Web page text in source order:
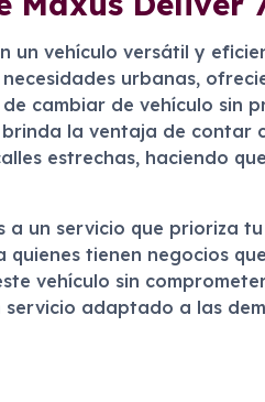
un vehículo versátil y
urbanas,
cambiar de vehículo sin
la ventaja de contar
estrechas, haciendo
un servicio que prioriza
tienen negocios
vehículo sin
adaptado a las